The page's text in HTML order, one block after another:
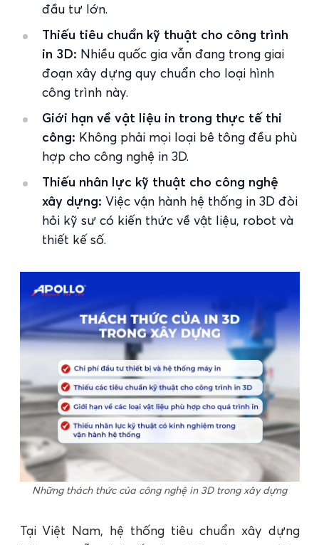
đầu tư lớn.
Thiếu tiêu chuẩn kỹ thuật cho công trình
in 3D: Nhiều quốc gia vẫn đang trong giai
đoạn xây dựng quy chuẩn cho loại hình
công trình này.
Giới hạn về vật liệu in trong thực tế thi
công: Không phải mọi loại bê tông đều phù
hợp cho công nghệ in 3D.
Thiếu nhân lực kỹ thuật cho công nghệ
xây dựng: Việc vận hành hệ thống in 3D đòi
hỏi kỹ sư có kiến thức về vật liệu, robot và
thiết kế số.
Những thách thức của công nghệ in 3D trong xây dựng
Tại Việt Nam, hệ thống tiêu chuẩn xây dựng